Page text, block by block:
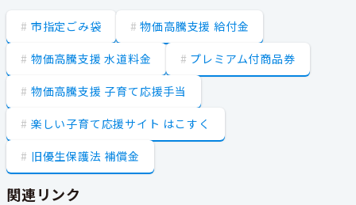
市指定ごみ袋 物価高騰支援 給付金
物価高騰支援 水道料金 プレミアム付商品券
物価高騰支援 子育て応援手当
楽しい子育て応援サイト はこすく
旧優生保護法 補償金
関連リンク